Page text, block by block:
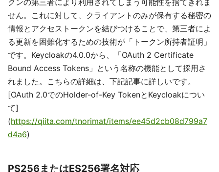
クンの第三者により利用されてしまう可能性を捨てきれま
せん。これに対して、クライアントのみが保有する秘密の
情報とアクセストークンを結びつけることで、第三者によ
る更新を困難化するための技術が「トークン所持者証明」
です。Keycloakの4.0.0から、「OAuth 2 Certificate
Bound Access Tokens」という名称の機能として採用さ
れました。こちらの詳細は、下記記事に詳しいです。
[OAuth 2.0でのHolder-of-Key TokenとKeycloakについ
て]
(https://qiita.com/tnorimat/items/ee45d2cb08d799a7
d4a6)
PS256またはES256署名対応